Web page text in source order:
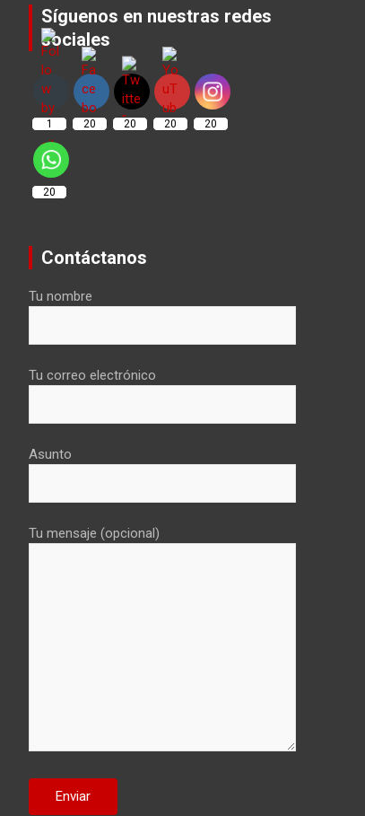
Síguenos en nuestras redes
sociales
1 20 20 20 20
20
Contáctanos
Tu nombre
Tu correo electrónico
Asunto
Tu mensaje (opcional)